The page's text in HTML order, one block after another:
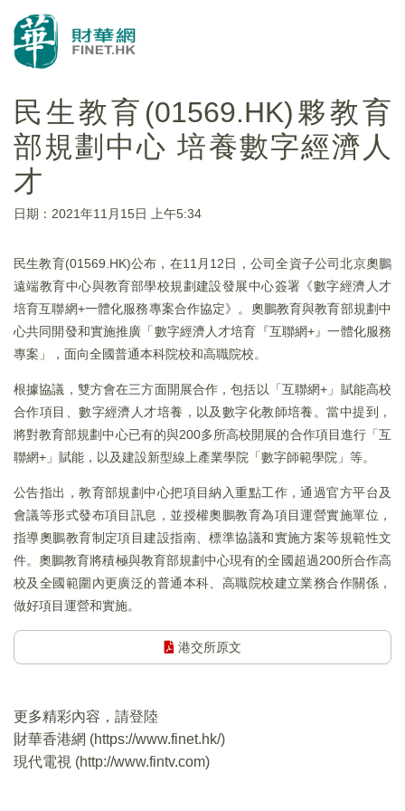
民生教育(01569.HK)夥教育
部規劃中心 培養數字經濟人
才
日期：2021年11月15日 上午5:34
民生教育(01569.HK)公布，在11月12日，公司全資子公司北京奧鵬
遠端教育中心與教育部學校規劃建設發展中心簽署《數字經濟人才
培育互聯網+一體化服務專案合作協定》。奧鵬教育與教育部規劃中
心共同開發和實施推廣「數字經濟人才培育『互聯網+』一體化服務
專案」，面向全國普通本科院校和高職院校。
根據協議，雙方會在三方面開展合作，包括以「互聯網+」賦能高校
合作項目、數字經濟人才培養，以及數字化教師培養。當中提到，
將對教育部規劃中心已有的與200多所高校開展的合作項目進行「互
聯網+」賦能，以及建設新型線上產業學院「數字師範學院」等。
公告指出，教育部規劃中心把項目納入重點工作，通過官方平台及
會議等形式發布項目訊息，並授權奧鵬教育為項目運營實施單位，
指導奧鵬教育制定項目建設指南、標準協議和實施方案等規範性文
件。奧鵬教育將積極與教育部規劃中心現有的全國超過200所合作高
校及全國範圍內更廣泛的普通本科、高職院校建立業務合作關係，
做好項目運營和實施。
港交所原文
更多精彩內容，請登陸
財華香港網 (https://www.finet.hk/)
現代電視 (http://www.fintv.com)